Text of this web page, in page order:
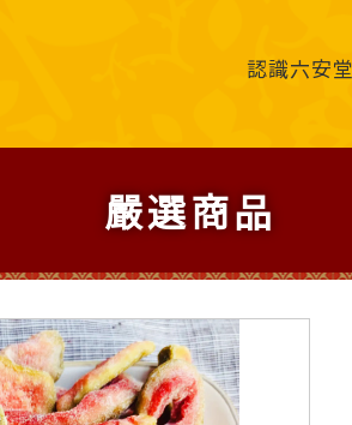
認識六安堂
嚴選商品